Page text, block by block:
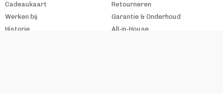
Cadeaukaart
Werken bij
Historie
Retourneren
Garantie & Onderhoud
All-in-House